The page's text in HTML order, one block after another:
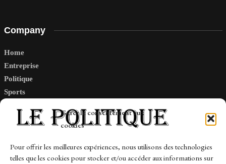
Gérer le consentement aux
cookies
Pour offrir les meilleures expériences, nous utilisons des technologies
telles que les cookies pour stocker et/ou accéder aux informations sur
Company
Home
Entreprise
Politique
Sports